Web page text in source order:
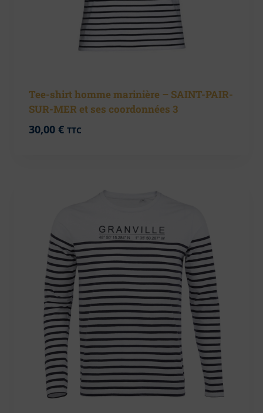
Tee-shirt homme marinière – SAINT-PAIR-
SUR-MER et ses coordonnées 3
30,00 € TTC